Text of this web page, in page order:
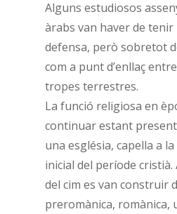
Alguns estudiosos
àrabs van haver de
defensa, però sobretot
com a punt d’enllaç
tropes terrestres.
La funció religiosa en
continuar estant
una església, capella a
inicial del període cristià.
del cim es van construir
preromànica, romànica,